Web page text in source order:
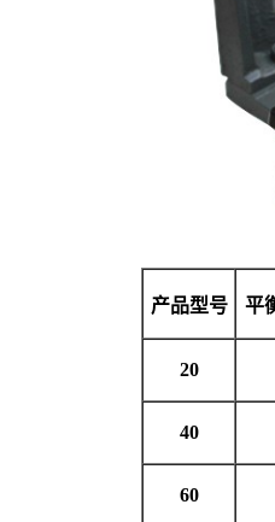
产品型号 平
20
40
60